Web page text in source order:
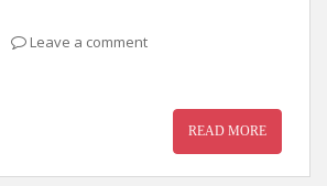
Leave a comment
READ MORE